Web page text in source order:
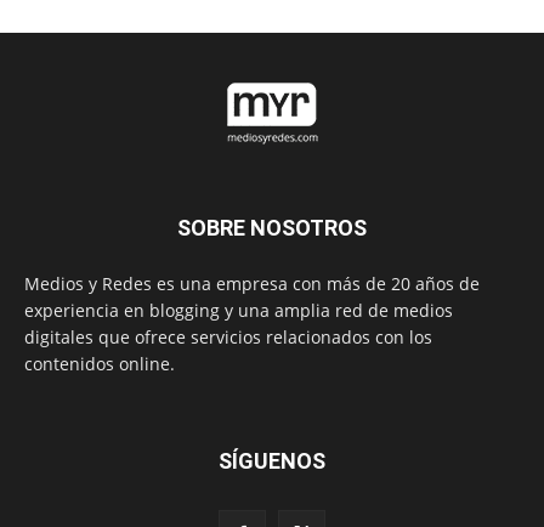
SOBRE NOSOTROS
Medios y Redes es una empresa con más de 20 años de
experiencia en blogging y una amplia red de medios
digitales que ofrece servicios relacionados con los
contenidos online.
SÍGUENOS